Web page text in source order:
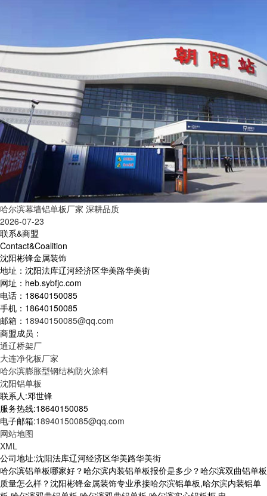
哈尔滨幕墙铝单板厂家 深耕品质
2026-07-23
联系&商盟
Contact&Coalition
沈阳彬锋金属装饰
地址：沈阳法库辽河经济区华美路华美街
网址：heb.sybfjc.com
电话：18640150085
手机：18640150085
邮箱： 18940150085@qq.com
商盟成员：
通辽桥架厂
大连净化板厂家
哈尔滨膨胀型钢结构防火涂料
沈阳铝单板
联系人:邓世锋
服务热线:18640150085
电子邮箱:18940150085@qq.com
网站地图
XML
公司地址:沈阳法库辽河经济区华美路华美街
哈尔滨铝单板哪家好？哈尔滨内装铝单板报价是多少？哈尔滨双曲铝单板
质量怎么样？沈阳彬锋金属装饰专业承接哈尔滨铝单板,哈尔滨内装铝单